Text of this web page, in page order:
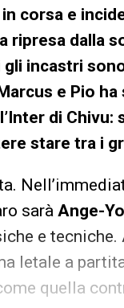
corsa e
ripresa dalla
gli incastri
e Pio
di
stare tra i
sarà Ange-
e tecniche.
letale a
quella